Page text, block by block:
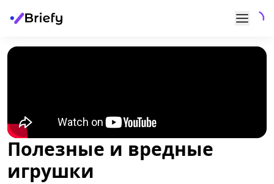
Полезные и вредные
игрушки